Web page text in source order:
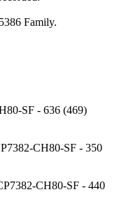
Family.
SF - 636 (469)
CH80-SF - 350
CH80-SF - 440